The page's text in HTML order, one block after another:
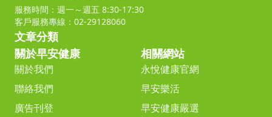
服務時間：週一～週五 8:30-17:30
客戶服務專線：02-29128060
文章分類
關於早安健康
關於我們
聯絡我們
廣告刊登
相關網站
永悅健康官網
早安樂活
早安健康嚴選